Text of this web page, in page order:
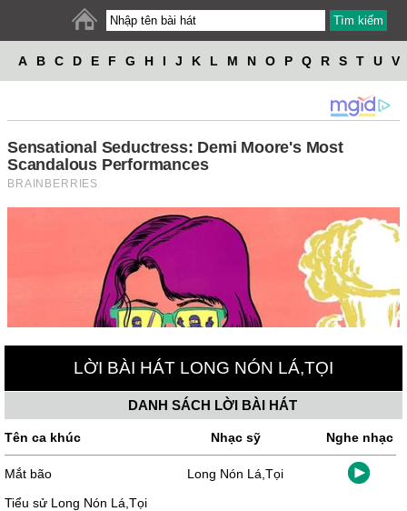
A B C D E F G H I J K L M N O P Q R S T U V
LỜI BÀI HÁT LONG NÓN LÁ,TỌI
DANH SÁCH LỜI BÀI HÁT
Tên ca khúc Nhạc sỹ Nghe nhạc
Mắt bão
Long Nón Lá,Tọi
Tiểu sử Long Nón Lá,Tọi